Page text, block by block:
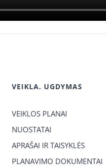
VEIKLA. UGDYMAS
VEIKLOS PLANAI
NUOSTATAI
APRAŠAI IR TAISYKLĖS
PLANAVIMO DOKUMENTAI